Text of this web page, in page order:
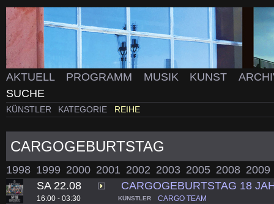
AKTUELL PROGRAMM MUSIK KUNST
SUCHE
KÜNSTLER KATEGORIE REIHE
CARGOGEBURTSTAG
1998 1999 2000 2001 2002 2003 2005 2008 2009
SA 22.08
16:00 - 03:30
CARGOGEBURTSTAG 18
KÜNSTLER CARGO TEAM